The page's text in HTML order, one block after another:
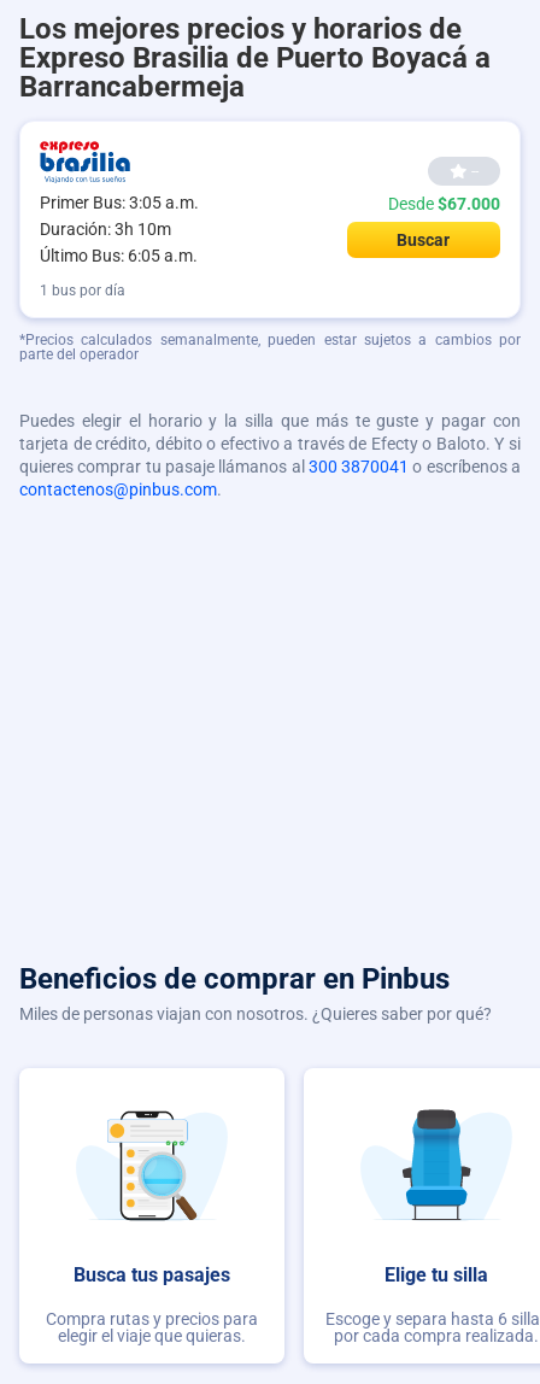
Los mejores precios y horarios de
Expreso Brasilia de Puerto Boyacá a
Barrancabermeja
Primer Bus: 3:05 a.m.
Duración: 3h 10m
Último Bus: 6:05 a.m.
--
Desde$67.000
Buscar
1 bus por día
*Precios calculados semanalmente, pueden estar sujetos a cambios por
parte del operador
Puedes elegir el horario y la silla que más te guste y pagar con
tarjeta de crédito, débito o efectivo a través de Efecty o Baloto. Y si
quieres comprar tu pasaje llámanos al 300 3870041 o escríbenos a
contactenos@pinbus.com.
Beneficios de comprar en Pinbus
Miles de personas viajan con nosotros. ¿Quieres saber por qué?
Busca tus pasajes
Compra rutas y precios para
elegir el viaje que quieras.
Elige tu silla
Escoge y separa hasta 6
por cada compra realizada.